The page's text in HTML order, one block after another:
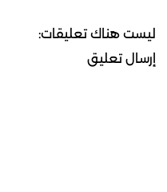
ليست هناك تعليقات:
إرسال تعليق